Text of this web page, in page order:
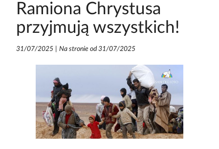
Ramiona Chrystusa
przyjmują wszystkich!
31/07/2025 Na stronie od 31/07/2025